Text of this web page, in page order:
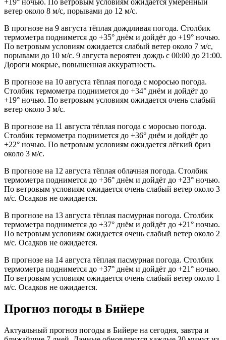
+19° ночью. По ветровым условиям ожидается умеренный
ветер около 8 м/с, порывами до 12 м/с.
В прогнозе на 9 августа тёплая дождливая погода. Столбик
термометра поднимется до +35° днём и дойдёт до +19° ночью.
По ветровым условиям ожидается слабый ветер около 7 м/с,
порывами до 10 м/с. 9 августа вероятен дождь с 00:00 до 21:00.
Дороги мокрые, повышенная аккуратность.
В прогнозе на 10 августа тёплая погода с моросью погода.
Столбик термометра поднимется до +34° днём и дойдёт до
+19° ночью. По ветровым условиям ожидается очень слабый
ветер около 3 м/с.
В прогнозе на 11 августа тёплая погода с моросью погода.
Столбик термометра поднимется до +36° днём и дойдёт до
+22° ночью. По ветровым условиям ожидается лёгкий бриз
около 3 м/с.
В прогнозе на 12 августа тёплая облачная погода. Столбик
термометра поднимется до +36° днём и дойдёт до +23° ночью.
По ветровым условиям ожидается очень слабый ветер около 3
м/с. Осадков не ожидается.
В прогнозе на 13 августа тёплая пасмурная погода. Столбик
термометра поднимется до +37° днём и дойдёт до +21° ночью.
По ветровым условиям ожидается очень слабый ветер около 2
м/с. Осадков не ожидается.
В прогнозе на 14 августа тёплая пасмурная погода. Столбик
термометра поднимется до +37° днём и дойдёт до +21° ночью.
По ветровым условиям ожидается очень слабый ветер около 1
м/с. Осадков не ожидается.
Прогноз погоды в Бийере
Актуальный прогноз погоды в Бийере на сегодня, завтра и